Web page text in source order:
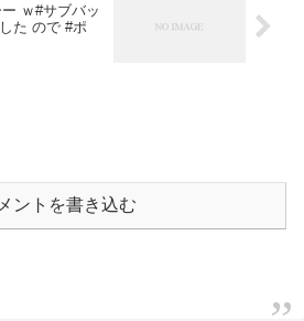
ｗ#サブバッ
た ので #ポ
ントを書き込む